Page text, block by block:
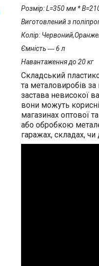
Розмір: L=350 мм *
Виготовлений з
Колір:
Ємність ― 6 л
Навантаження до 20 кг
Складський
та металовиробів
застава невисокої
вони можуть
магазинах оптової
або обробкою
гаражах, складах, чи